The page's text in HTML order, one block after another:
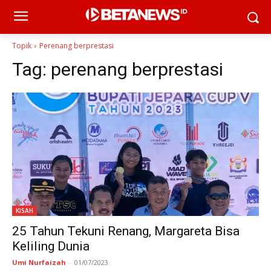
Topik Perenang berprestasi
Tag: perenang berprestasi
KISAH
25 Tahun Tekuni Renang, Margareta Bisa
Keliling Dunia
Umi Nurfaizah - 01/07/2023